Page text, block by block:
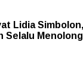
Lidia
Selalu